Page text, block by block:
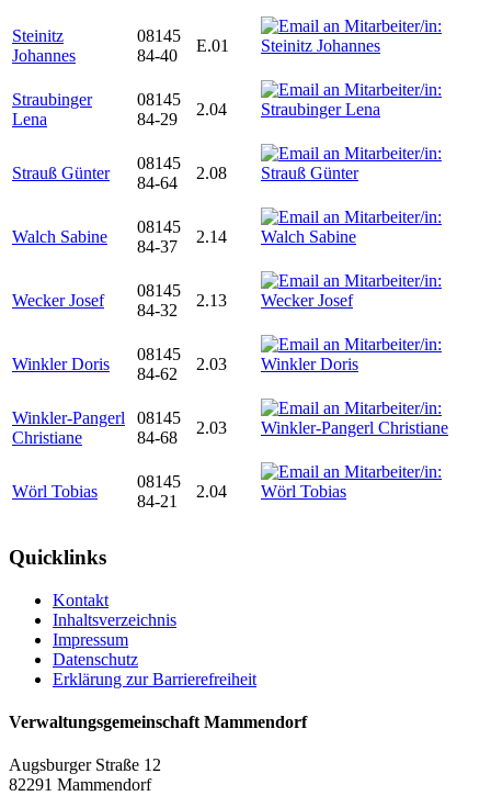
Steinitz
Johannes
08145
84-40
E.01
Straubinger
Lena
08145
84-29
2.04
Strauß Günter
08145
84-64
2.08
Walch Sabine
08145
84-37
2.14
Wecker Josef
08145
84-32
2.13
Winkler Doris
08145
84-62
2.03
Winkler-Pangerl
Christiane
08145
84-68
2.03
Wörl Tobias
08145
84-21
2.04
Quicklinks
Kontakt
Inhaltsverzeichnis
Impressum
Datenschutz
Erklärung zur Barrierefreiheit
Verwaltungsgemeinschaft Mammendorf
Augsburger Straße 12
82291 Mammendorf